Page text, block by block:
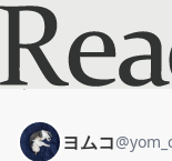
そ
ホーム
ヨムコ
ヨムコ@